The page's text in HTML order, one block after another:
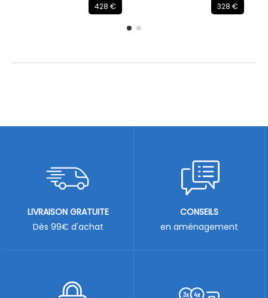
428 € 328 €
LIVRAISON GRATUITE
Dès 99€ d'achat
CONSEILS
en aménagement